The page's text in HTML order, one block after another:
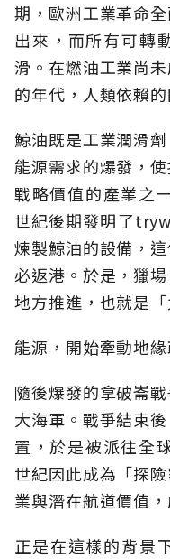
期，歐洲工業革命
出來，而所有可轉
滑。在燃油工業尚
的年代，人類依賴
鯨油既是工業潤滑
能源需求的爆發，
戰略價值的產業之
世紀後期發明了
煉製鯨油的設備，
必返港。於是，獵
地方推進，也就是「
能源，開始牽動地緣
隨後爆發的拿破崙
大海軍。戰爭結束
置，於是被派往全
世紀因此成為「探
業與潛在航道價值
正是在這樣的背景